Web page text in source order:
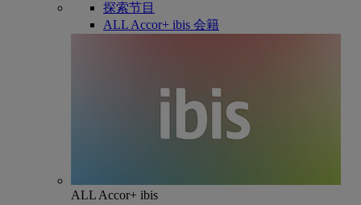
探索节目
ALL Accor+ ibis 会籍
ALL Accor+ ibis